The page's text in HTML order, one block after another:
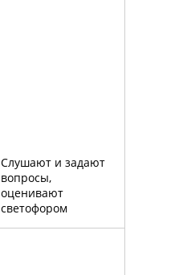
Слушают и задают
вопросы,
оценивают
светофором